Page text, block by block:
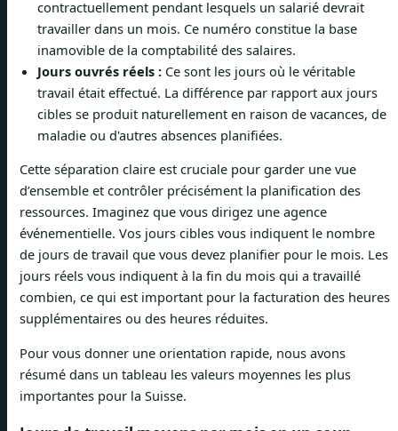
contractuellement pendant lesquels un salarié devrait
travailler dans un mois. Ce numéro constitue la base
inamovible de la comptabilité des salaires.
Jours ouvrés réels : Ce sont les jours où le véritable
travail était effectué. La différence par rapport aux jours
cibles se produit naturellement en raison de vacances, de
maladie ou d'autres absences planifiées.
Cette séparation claire est cruciale pour garder une vue
d’ensemble et contrôler précisément la planification des
ressources. Imaginez que vous dirigez une agence
événementielle. Vos jours cibles vous indiquent le nombre
de jours de travail que vous devez planifier pour le mois. Les
jours réels vous indiquent à la fin du mois qui a travaillé
combien, ce qui est important pour la facturation des heures
supplémentaires ou des heures réduites.
Pour vous donner une orientation rapide, nous avons
résumé dans un tableau les valeurs moyennes les plus
importantes pour la Suisse.